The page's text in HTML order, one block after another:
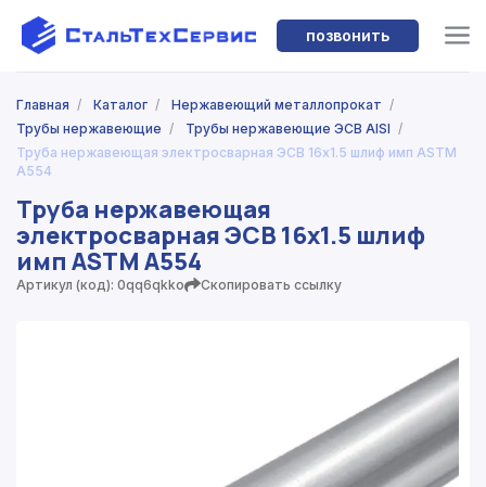
позвонить
Главная / Каталог / Нержавеющий металлопрокат /
Трубы нержавеющие / Трубы нержавеющие ЭСВ AISI /
Труба нержавеющая электросварная ЭСВ 16x1.5 шлиф имп ASTM
A554
Труба нержавеющая
электросварная ЭСВ 16x1.5 шлиф
имп ASTM A554
Артикул (код): 0qq6qkko Скопировать ссылку